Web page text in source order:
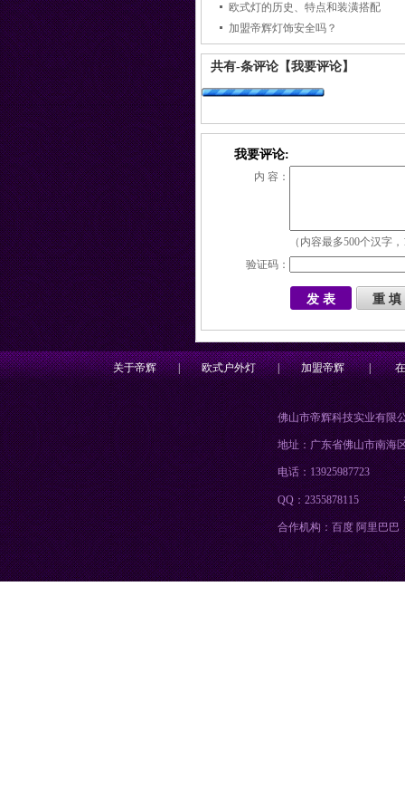
欧式灯的历史、特点和装潢搭配
加盟帝辉灯饰安全吗？
共有-条评论 【我要评论】
我要评论:
内 容：
（内容最多500个汉字
验证码：
关于帝辉 | 欧式户外灯 | 加盟帝辉 |
佛山市帝辉科技实业有限
地址：广东省佛山市南海
电话：13925987723
QQ：2355878115
合作机构：百度 阿里巴巴